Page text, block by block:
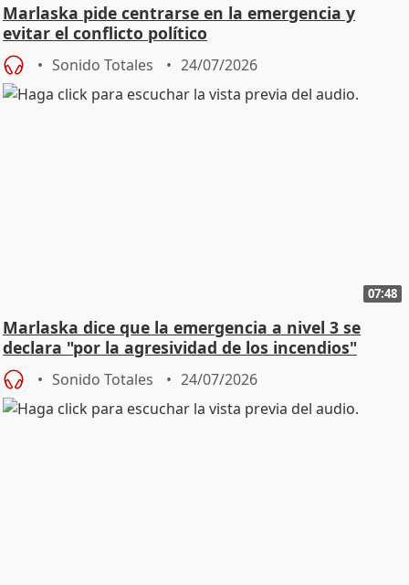
Marlaska pide centrarse en la emergencia y
evitar el conflicto político
Sonido Totales 24/07/2026
07:48
Marlaska dice que la emergencia a nivel 3 se
declara "por la agresividad de los incendios"
Sonido Totales 24/07/2026